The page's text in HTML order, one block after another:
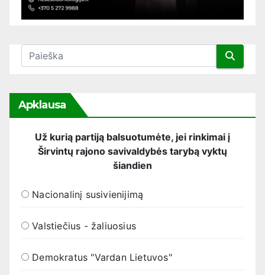
Apklausa
Už kurią partiją balsuotumėte, jei rinkimai į
Širvintų rajono savivaldybės tarybą vyktų
šiandien
Nacionalinį susivienijimą
Valstiečius - žaliuosius
Demokratus "Vardan Lietuvos"